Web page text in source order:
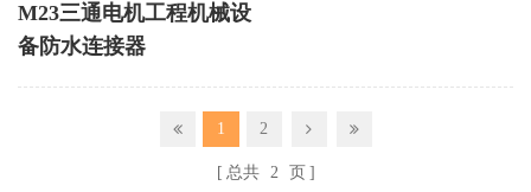
M23三通电机工程机械设
备防水连接器
1 2
总共 2 页